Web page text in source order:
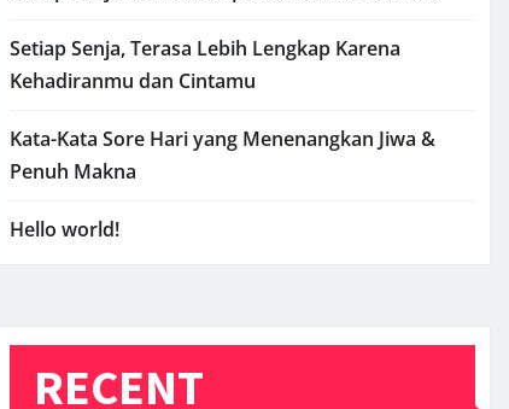
Setiap Senja, Terasa Lebih Lengkap Karena
Kehadiranmu dan Cintamu
Kata-Kata Sore Hari yang Menenangkan Jiwa &
Penuh Makna
Hello world!
RECENT